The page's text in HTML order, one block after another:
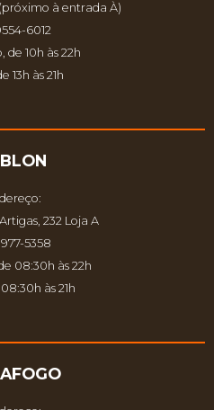
à entrada À)
6012
de 10h às 22h
13h às 21h
232 Loja A
5358
08:30h às 22h
às 21h